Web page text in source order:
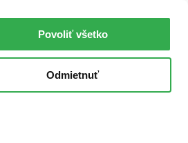
Povoliť všetko
Odmietnuť